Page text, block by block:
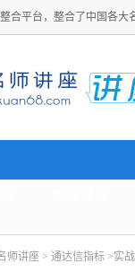
合平台，整合了中国各大
师讲座 > 通达信指标 >实